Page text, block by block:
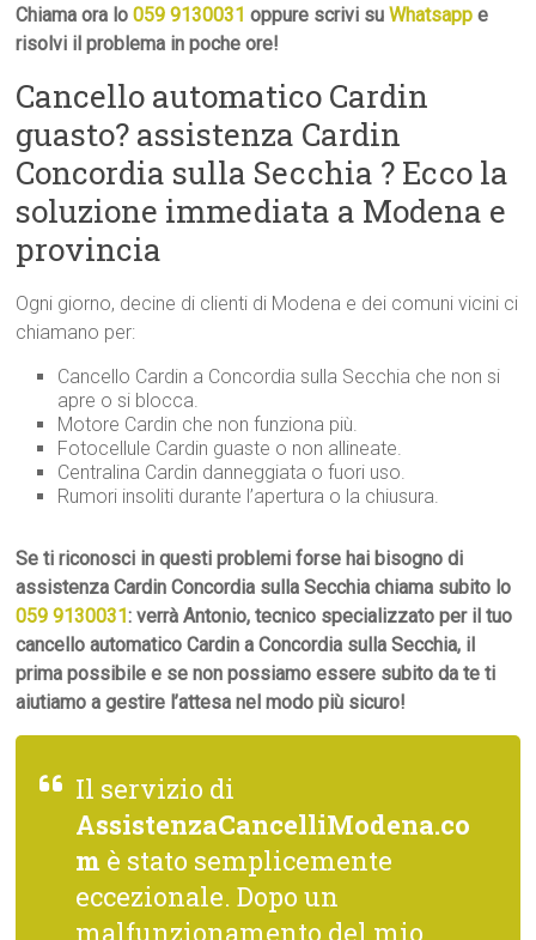
Chiama ora lo059 9130031 oppure scrivi suWhatsapp e
risolvi il problema in poche ore!
Cancello automatico Cardin
guasto? assistenza Cardin
Concordia sulla Secchia ? Ecco la
soluzione immediata a Modena e
provincia
Ogni giorno, decine di clienti di Modena e dei comuni vicini ci
chiamano per:
Cancello Cardin a Concordia sulla Secchia che non si
apre o si blocca.
Motore Cardin che non funziona più.
Fotocellule Cardin guaste o non allineate.
Centralina Cardin danneggiata o fuori uso.
Rumori insoliti durante l’apertura o la chiusura.
Se ti riconosci in questi problemi forse hai bisogno di
assistenza Cardin Concordia sulla Secchia chiama subito lo
059 9130031: verrà Antonio, tecnico specializzato per il tuo
cancello automatico Cardin a Concordia sulla Secchia, il
prima possibile e se non possiamo essere subito da te ti
aiutiamo a gestire l’attesa nel modo più sicuro!
Il servizio di
AssistenzaCancelliModena.co
m è stato semplicemente
eccezionale. Dopo un
malfunzionamento del mio